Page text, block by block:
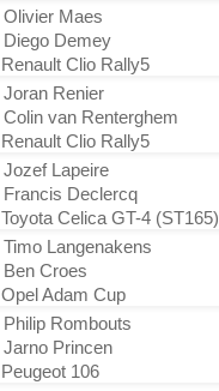
Olivier Maes
Diego Demey
Renault Clio Rally5
Joran Renier
Colin van Renterghem
Renault Clio Rally5
Jozef Lapeire
Francis Declercq
Toyota Celica GT-4 (ST165)
Timo Langenakens
Ben Croes
Opel Adam Cup
Philip Rombouts
Jarno Princen
Peugeot 106